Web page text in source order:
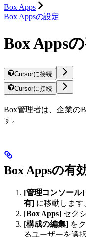
Box Apps
Box Appsの設定
Box Apps
Cursorに接続
Cursorに接続
Box管理者は、企業の
す。
Box Appsの有
[管理コンソール
有] に移動します
[Box Apps] セク
[構成の編集] を
るユーザーを選